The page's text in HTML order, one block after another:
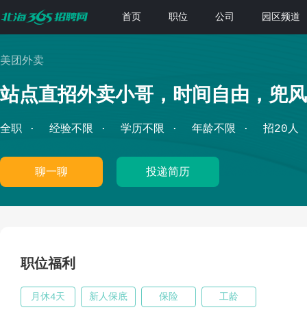
首页 职位 公司 园区频道
美团外卖
站点直招外卖小哥，时间自由，兜
全职 经验不限 学历不限 年龄不限 招20人
聊一聊 投递简历
职位福利
月休4天 新人保底 保险 工龄